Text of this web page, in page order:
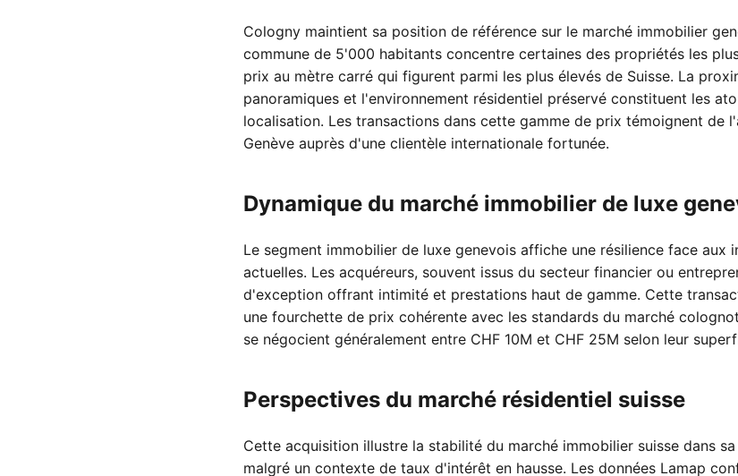
Cologny maintient sa position de référence sur le marché immobilier
commune de 5'000 habitants concentre certaines des propriétés les
prix au mètre carré qui figurent parmi les plus élevés de Suisse. La
panoramiques et l'environnement résidentiel préservé constituent les
localisation. Les transactions dans cette gamme de prix témoignent de
Genève auprès d'une clientèle internationale fortunée.
Dynamique du marché immobilier de luxe
Le segment immobilier de luxe genevois affiche une résilience face aux
actuelles. Les acquéreurs, souvent issus du secteur financier ou
d'exception offrant intimité et prestations haut de gamme. Cette
une fourchette de prix cohérente avec les standards du marché
se négocient généralement entre CHF 10M et CHF 25M selon leur
Perspectives du marché résidentiel suisse
Cette acquisition illustre la stabilité du marché immobilier suisse dans
malgré un contexte de taux d'intérêt en hausse. Les données Lamap